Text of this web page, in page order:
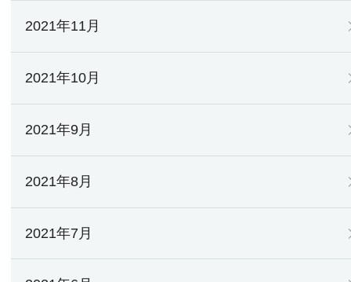
2021年11月
2021年10月
2021年9月
2021年8月
2021年7月